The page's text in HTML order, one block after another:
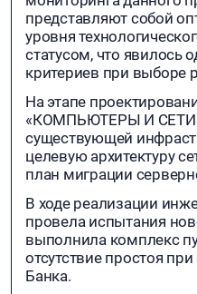
представляют собой
уровня
статусом, что явилось
критериев при выборе
На этапе
«КОМПЬЮТЕРЫ И
существующей
целевую архитектуру
план миграции
В ходе реализации
провела испытания
выполнила комплекс
отсутствие простоя
Банка.